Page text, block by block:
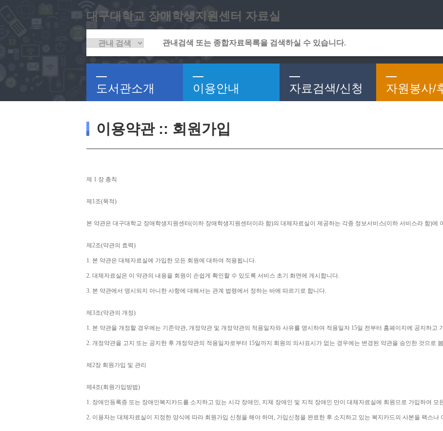
대구대학교 장애학생지원센터 자료실
도서관소개 이용안내 자료검색/신청 자원봉사/
이용약관 :: 회원가입
제 1 장 총칙
제 1조(목적)
본 약관은 대구대학교 장애학생지원센터(이하 장애학생지원센터이라 함)의 대체자료실이 제공하는 각종 정보서비스(이하 서비스라 함)에
제 2조(약관의 효력)
1. 본 약관은 대체자료실에 가입한 모든 회원에 대하여 적용됩니다.
2. 대체자료실은 이 약관의 내용을 회원이 손쉽게 확인할 수 있도록 서비스 초기 화면에 게시합니다.
3. 본 약관에서 명시되지 아니한 사항에 대해서는 관계 법령에서 정하는 바에 따르기로 합니다.
제 3조(약관의 개정)
1. 본 약관을 개정할 경우에는 기존약관, 개정약관 및 개정약관의 적용일자와 사유를 명시하여 적용일자 15일 전부터 홈페이지에 공지하고
2. 개정약관을 고지 또는 공지한 후 개정약관의 적용일자로부터 15일까지 회원의 의사표시가 없는 경우에는 변경된 약관을 승인한 것으로
제 2장 회원가입 및 관리
제 4조(회원가입방법)
1. 장애인등록증 또는 장애인복지카드를 소지하고 있는 시각 장애인, 지체 장애인 및 지적 장애인 만이 대체자료실에 회원으로 가입하여 모
2. 이용자는 대체자료실이 지정한 양식에 따라 회원가입 신청을 해야 하며, 가입신청을 완료한 후 소지하고 있는 복지카드의 사본을 팩스나